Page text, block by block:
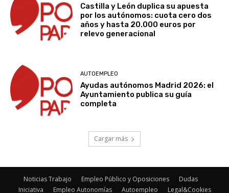
Castilla y León duplica su apuesta
por los autónomos: cuota cero dos
años y hasta 20.000 euros por
relevo generacional
AUTOEMPLEO
Ayudas autónomos Madrid 2026: el
Ayuntamiento publica su guía
completa
Cargar más
Noticias Trabajo Empleo Público y Oposiciones
Dudas
Iniciativa
Empleo Autonomías Autoempleo Legal&Cookies